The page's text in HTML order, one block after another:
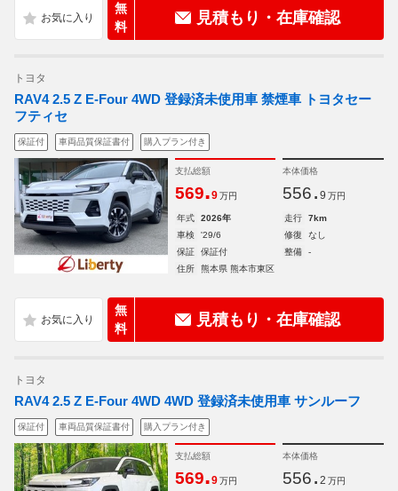
無
料
見積もり・在庫確認
トヨタ
RAV4 2.5 Z E-Four 4WD 登録済未使用車 禁煙車 トヨタセー
フティセ
保証付 車両品質保証書付 購入プラン付き
支払総額
569.9 万円
本体価格
556. 9 万円
年式 2026年 走行
7km
車検
'29/6 修復
なし
保証
保証付 整備
-
住所
熊本県 熊本市東区
無
料
見積もり・在庫確認
トヨタ
RAV4 2.5 Z E-Four 4WD 4WD 登録済未使用車 サンルーフ
保証付 車両品質保証書付 購入プラン付き
支払総額
569.9 万円
本体価格
556. 2 万円